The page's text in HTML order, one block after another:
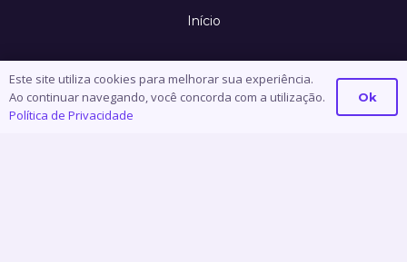
Início
Este site utiliza cookies para melhorar sua experiência.
Ao continuar navegando, você concorda com a utilização.
Política de Privacidade
Ok